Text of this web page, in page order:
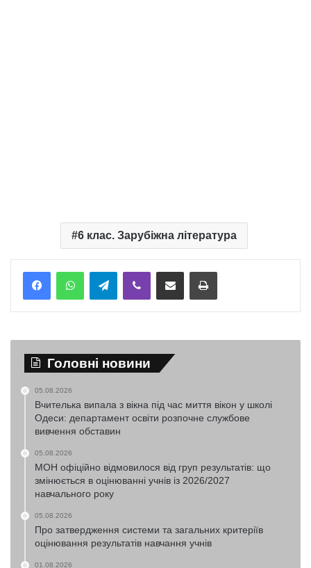
6 клас. Зарубіжна література
TelegramViber Надіслати електронною поштоюНадрукувати
Головні новини
05.08.2026
Вчителька випала з вікна під час миття вікон у школі
Одеси: департамент освіти розпочне службове
вивчення обставин
05.08.2026
МОН офіційно відмовилося від груп результатів: що
змінюється в оцінюванні учнів із 2026/2027
навчального року
05.08.2026
Про затвердження системи та загальних критеріїв
оцінювання результатів навчання учнів
01.08.2026